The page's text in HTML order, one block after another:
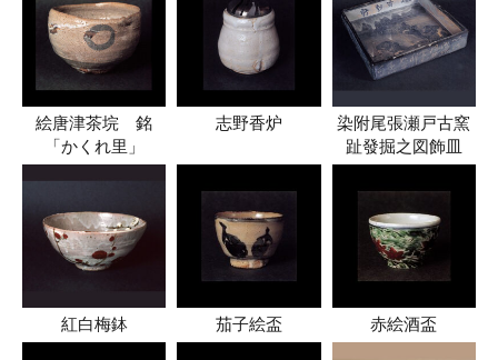
絵唐津茶垸 銘
「かくれ里」
志野香炉
染附尾張瀬戸古窯
趾發掘之図飾皿
紅白梅鉢 茄子絵盃 赤絵酒盃